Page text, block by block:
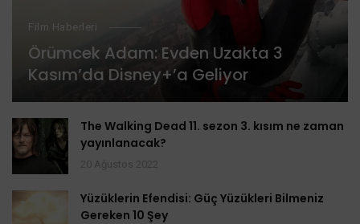
Film Haberleri
Örümcek Adam: Evden Uzakta 3
Kasım’da Disney+’a Geliyor
The Walking Dead 11. sezon 3. kısım ne zaman
yayınlanacak?
Yüzüklerin Efendisi: Güç Yüzükleri Bilmeniz
Gereken 10 Şey